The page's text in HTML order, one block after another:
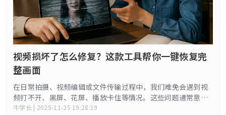
视频损坏了怎么修复？这款工具帮你一键恢复完
整画面
在日常拍摄、视频编辑或文件传输过程中，我们难免会遇到视
频打不开、黑屏、花屏、播放卡住等情况。这些问题通常意味
着视频文件结构被破坏，如果不及时修复，很可能导致珍贵视
牛学长 | 2025-11-25 19:28:19